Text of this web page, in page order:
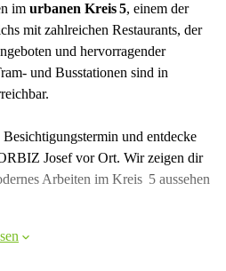
im urbanen Kreis 5, einem der
mit zahlreichen Restaurants, der
und hervorragender
und Busstationen sind in
Besichtigungstermin und entdecke
Josef vor Ort. Wir zeigen dir
Arbeiten im Kreis 5 aussehen